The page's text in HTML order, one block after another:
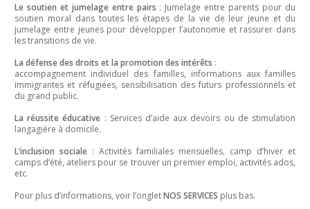
Le soutien et jumelage entre pairs : Jumelage entre parents pour du
soutien moral dans toutes les étapes de la vie de leur jeune et du
jumelage entre jeunes pour développer l’autonomie et rassurer dans
les transitions de vie.
La défense des droits et la promotion des intérêts :
accompagnement individuel des familles, informations aux familles
immigrantes et réfugiées, sensibilisation des futurs professionnels et
du grand public.
La réussite éducative : Services d’aide aux devoirs ou de stimulation
langagière à domicile.
L’inclusion sociale : Activités familiales mensuelles, camp d’hiver et
camps d’été, ateliers pour se trouver un premier emploi, activités ados,
etc.
Pour plus d’informations, voir l’ongletNOS SERVICES plus bas.